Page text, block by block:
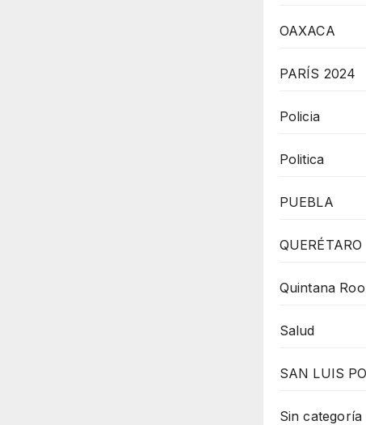
OAXACA
PARÍS 2024
Policia
Politica
PUEBLA
QUERÉTARO
Quintana Roo
Salud
SAN LUIS
Sin categoría